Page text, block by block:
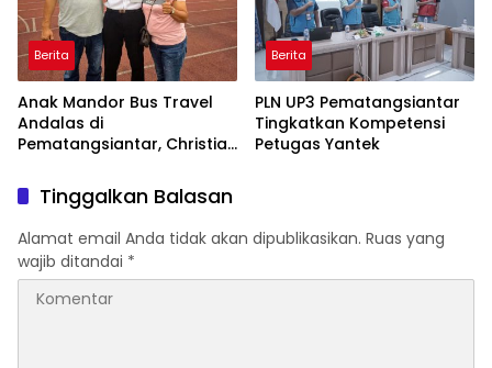
Berita
Anak Mandor Bus Travel
Andalas di
Pematangsiantar, Christian
AD 2026
Berita
PLN UP3 Pematangsiantar
Tingkatkan Kompetensi
Petugas Yantek
Tinggalkan Balasan
Alamat email Anda tidak akan dipublikasikan. Ruas yang
wajib ditandai *